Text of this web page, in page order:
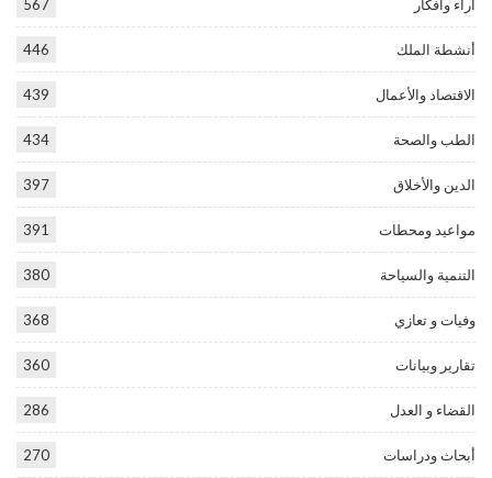
آراء وأفكار 567
أنشطة الملك 446
الاقتصاد والأعمال 439
الطب والصحة 434
الدين والأخلاق 397
مواعيد ومحطات 391
التنمية والسياحة 380
وفيات و تعازي 368
تقارير وبيانات 360
القضاء و العدل 286
أبحاث ودراسات 270